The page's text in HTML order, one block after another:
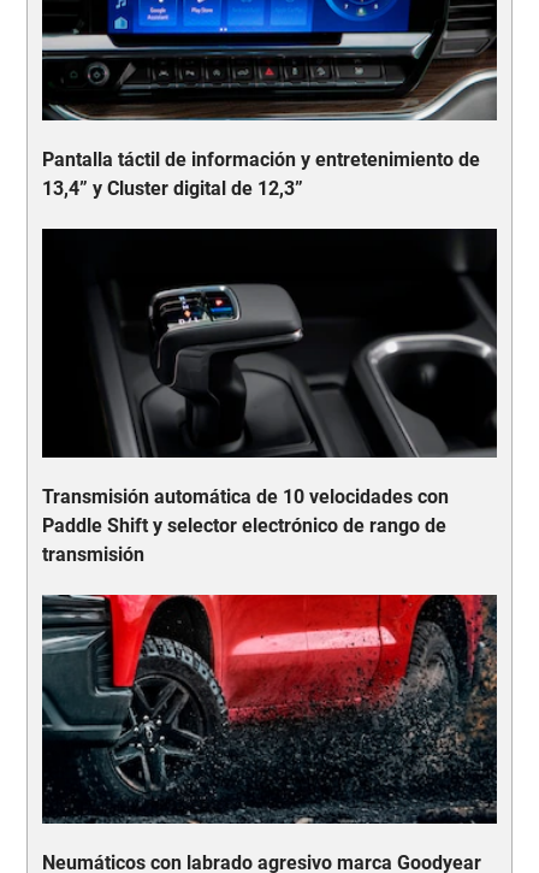
Pantalla táctil de información y entretenimiento de
13,4” y Cluster digital de 12,3”
Transmisión automática de 10 velocidades con
Paddle Shift y selector electrónico de rango de
transmisión
Neumáticos con labrado agresivo marca Goodyear